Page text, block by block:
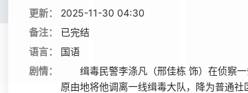
更新：
2025-11-30 04:30
备注：
已完结
语言：
国语
剧情：
缉毒民警李涤凡（邢佳栋 饰）在侦察一
原由地将他调离一线缉毒大队，降为普通